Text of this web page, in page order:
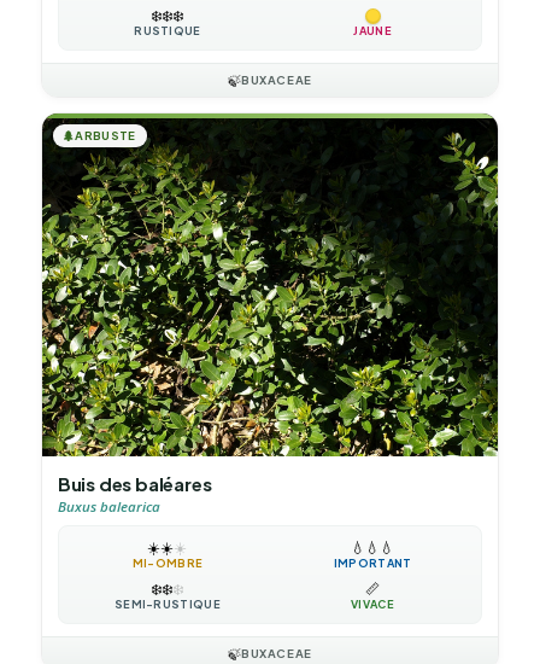
❄️❄️❄️
RUSTIQUE JAUNE
🍃BUXACEAE
🌲ARBUSTE
Buis des baléares
Buxus balearica
☀️☀️☀️
MI-OMBRE
💧 💧 💧
IMPORTANT
❄️❄️❄️
SEMI-RUSTIQUE
📏
VIVACE
🍃BUXACEAE